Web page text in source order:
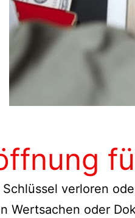
verloren
Wertsachen oder